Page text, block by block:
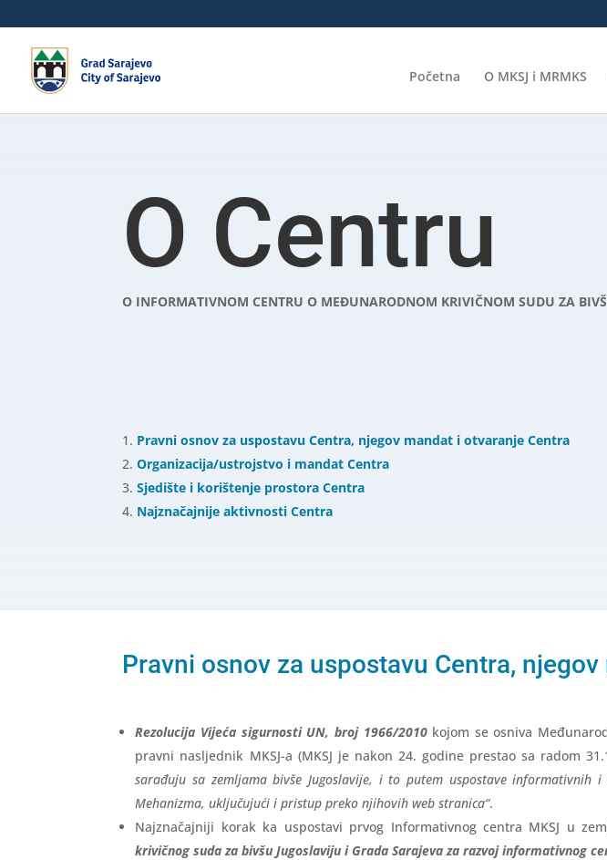
Početna O MKSJ i MRMKS
O Centru
O INFORMATIVNOM CENTRU O MEĐUNARODNOM KRIVIČNOM SUDU ZA
Pravni osnov za uspostavu Centra, njegov mandat i otvaranje Centra
Organizacija/ustrojstvo i mandat Centra
Sjedište i korištenje prostora Centra
Najznačajnije aktivnosti Centra
Pravni osnov za uspostavu Centra,
Rezolucija Vijeća sigurnosti UN, broj 1966/2010kojom se osniva
pravni nasljednik MKSJ-a (MKSJ je nakon 24. godine prestao sa radom
sarađuju sa zemljama bivše Jugoslavije, i to putem uspostave
Mehanizma, uključujući i pristup preko njihovih web stranica“.
Najznačajniji korak ka uspostavi prvog Informativnog centra MKSJ u
krivičnog suda za bivšu Jugoslaviju i Grada Sarajeva za razvoj informativnog